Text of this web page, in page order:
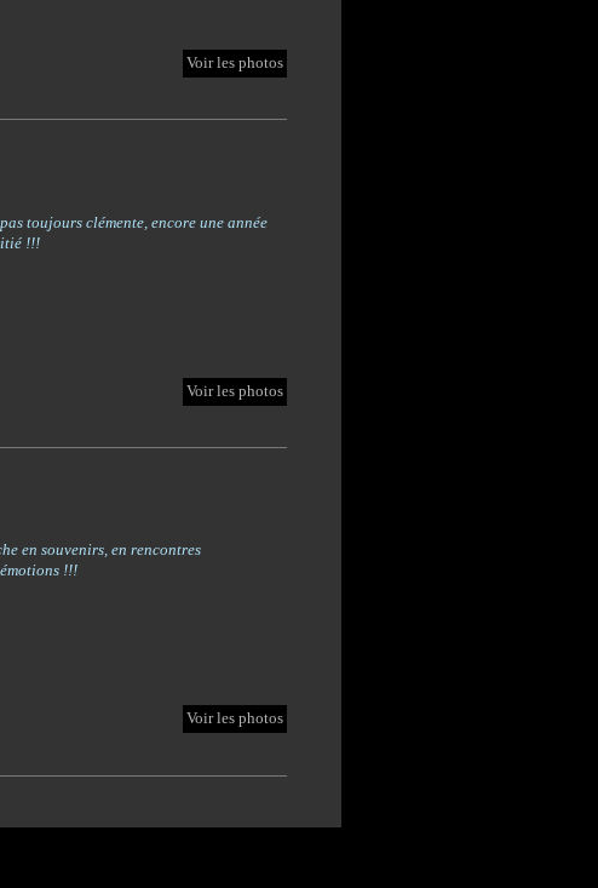
Voir les photos
toujours clémente, encore une année
!!!
Voir les photos
en souvenirs, en rencontres
!!!
Voir les photos